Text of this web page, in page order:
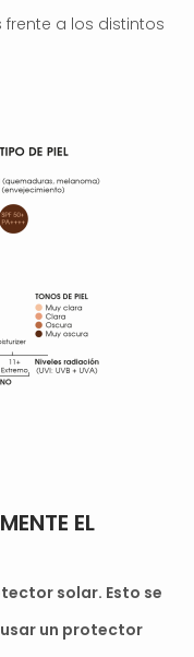
a los distintos
EL
solar. Esto se
un protector